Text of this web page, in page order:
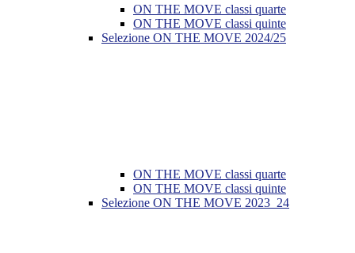
ON THE MOVE classi quarte
ON THE MOVE classi quinte
Selezione ON THE MOVE 2024/25
ON THE MOVE classi quarte
ON THE MOVE classi quinte
Selezione ON THE MOVE 2023_24